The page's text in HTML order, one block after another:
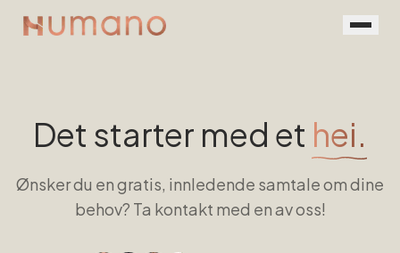
Vår prosess
Menneskene
Det starter med et hei.
Ønsker du en gratis, innledende samtale om dine
behov? Ta kontakt med en av oss!